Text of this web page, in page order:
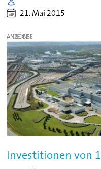
21. Mai 2015
ANZEIGE
Investitionen von